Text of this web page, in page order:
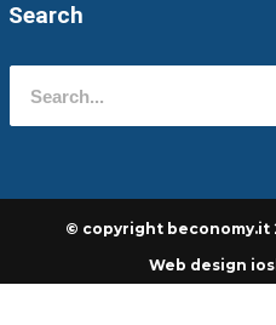
Search
© copyright beconomy.it
Web design